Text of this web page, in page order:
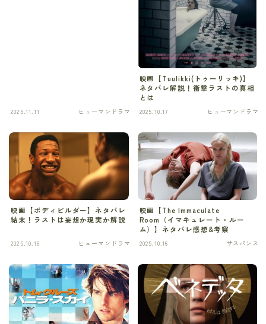
スローライフ
タイムリープ
タイムリープ
タイムリープ
ディストピア
ディストピア
デスゲーム
デスゲーム
ドキュメンタリー
2025.11.11 ヒューマンドラマ
映画【Tuulikki(トゥーリッキ)】
ネタバレ解説！衝撃ラストの真相
とは
2025.10.17 ヒューマンドラマ
映画【ボディビルダー】ネタバレ
結末！ラストは妄想か現実か解説
2025.10.16 ヒューマンドラマ
映画【The Immaculate
Room（イマキュレート・ルー
ム）】ネタバレ感想&考察
2025.10.16 サスパンス